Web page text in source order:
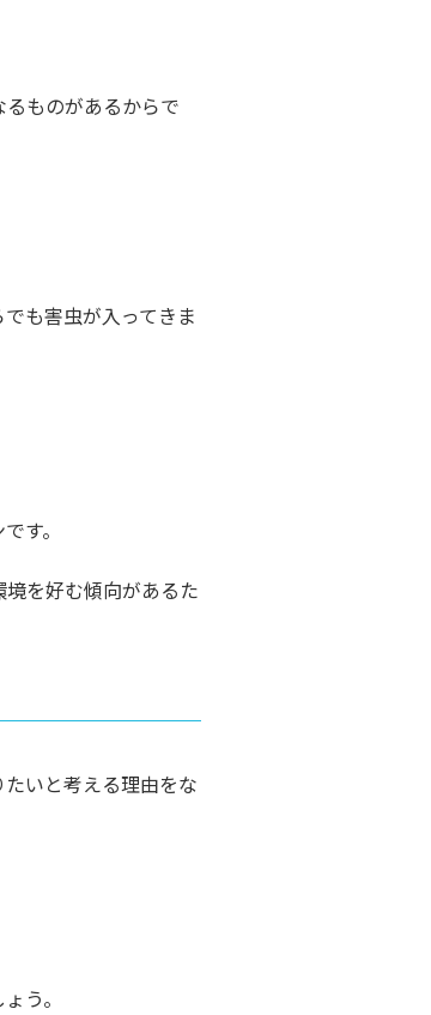
ものがあるからで
も害虫が入ってきま
す。
を好む傾向があるた
いと考える理由をな
う。